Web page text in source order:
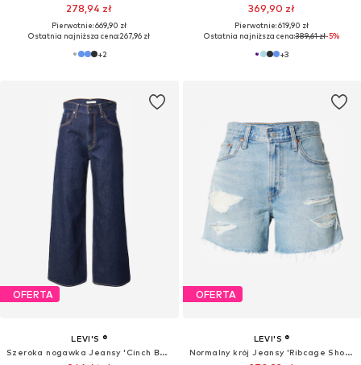
278,94 zł
Pierwotnie: 669,90 zł
Ostatnia najniższa cena:267,96 zł
+2
369,90 zł
Pierwotnie: 619,90 zł
Ostatnia najniższa cena:389,61 zł-5%
+3
OFERTA
LEVI'S ®
Szeroka nogawka Jeansy 'Cinch Baggy'
OFERTA
LEVI'S ®
Normalny krój Jeansy 'Ribcage Shorts'